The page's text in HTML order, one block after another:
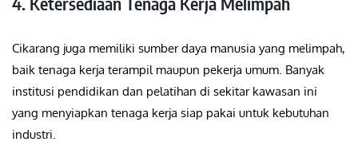
Cikarang juga memiliki sumber daya manusia yang melimpah,
baik tenaga kerja terampil maupun pekerja umum. Banyak
institusi pendidikan dan pelatihan di sekitar kawasan ini
yang menyiapkan tenaga kerja siap pakai untuk kebutuhan
industri.